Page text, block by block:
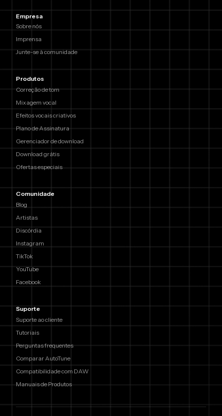
Empresa
Sobre nós
Imprensa
Junte-se à comunidade
Produtos
Correção de tom
Mixagem vocal
Efeitos vocais criativos
Plano de Assinatura
Gerenciador de download
Download grátis
Ofertas especiais
Comunidade
Blog
Artistas
Discórdia
Instagram
TikTok
YouTube
Facebook
Suporte
Suporte ao cliente
Tutoriais
Perguntas frequentes
Comparar AutoTune
Compatibilidade com DAW
Manuais de Produtos